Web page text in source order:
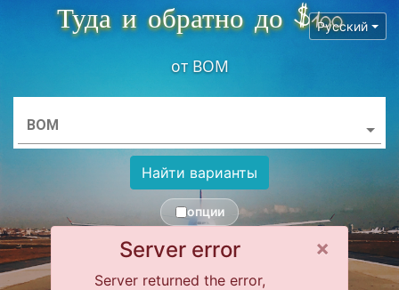
Русский
Туда и обратно до $100
от BOM
BOM
Найти варианты
опции
×
Server error
Server returned the error,